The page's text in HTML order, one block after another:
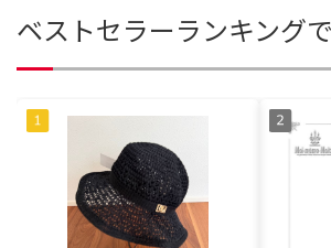
ベストセラーランキング